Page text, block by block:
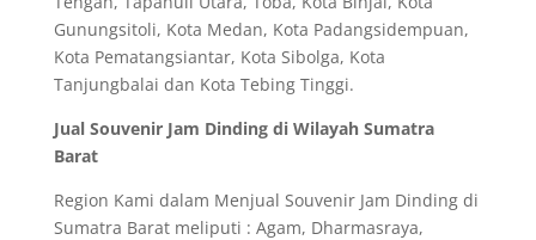
Gunungsitoli, Kota Medan, Kota Padangsidempuan,
Kota Pematangsiantar, Kota Sibolga, Kota
Tanjungbalai dan Kota Tebing Tinggi.
Jual Souvenir Jam Dinding di Wilayah Sumatra
Barat
Region Kami dalam Menjual Souvenir Jam Dinding di
Sumatra Barat meliputi : Agam, Dharmasraya,